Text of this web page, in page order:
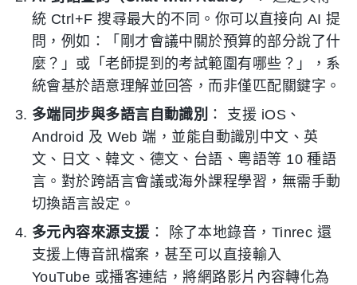
統 Ctrl+F 搜尋最大的不同。你可以直接向 AI 提
問，例如：「剛才會議中關於預算的部分說了什
麼？」或「老師提到的考試範圍有哪些？」，系
統會基於語意理解並回答，而非僅匹配關鍵字。
多端同步與多語言自動識別 ： 支援 iOS、
Android 及 Web 端，並能自動識別中文、英
文、日文、韓文、德文、台語、粵語等 10 種語
言。對於跨語言會議或海外課程學習，無需手動
切換語言設定。
多元內容來源支援 ： 除了本地錄音，Tinrec 還
支援上傳音訊檔案，甚至可以直接輸入
YouTube 或播客連結，將網路影片內容轉化為